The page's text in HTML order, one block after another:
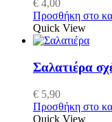
€ 4,00
Προσθήκη στο
Quick View
Σαλατιέρα
€ 5,90
Προσθήκη στο
Quick View